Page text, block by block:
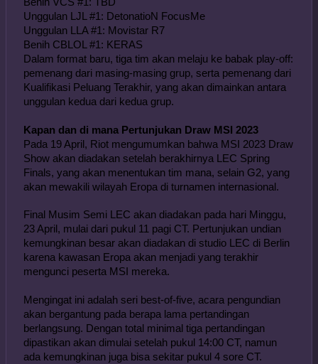
Unggulan LJL #1: DetonatioN FocusMe
Unggulan LLA #1: Movistar R7
Benih CBLOL #1: KERAS
Dalam format baru, tiga tim akan melaju ke babak play-off:
pemenang dari masing-masing grup, serta pemenang dari
Kualifikasi Peluang Terakhir, yang akan dimainkan antara
unggulan kedua dari kedua grup.
Kapan dan di mana Pertunjukan Draw MSI 2023
Pada 19 April, Riot mengumumkan bahwa MSI 2023 Draw
Show akan diadakan setelah berakhirnya LEC Spring
Finals, yang akan menentukan tim mana, selain G2, yang
akan mewakili wilayah Eropa di turnamen internasional.
Final Musim Semi LEC akan diadakan pada hari Minggu,
23 April, mulai dari pukul 11 ​​​​pagi CT. Pertunjukan undian
kemungkinan besar akan diadakan di studio LEC di Berlin
karena kawasan Eropa akan menjadi yang terakhir
mengunci peserta MSI mereka.
Mengingat ini adalah seri best-of-five, acara pengundian
akan bergantung pada berapa lama pertandingan
berlangsung. Dengan total minimal tiga pertandingan
dipastikan akan dimulai setelah pukul 14:00 CT, namun
ada kemungkinan juga bisa sekitar pukul 4 sore CT.